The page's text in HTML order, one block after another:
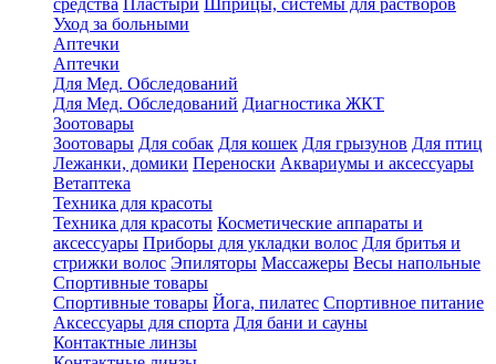
средства Пластыри Шприцы, системы для растворов
Уход за больными
Аптечки
Аптечки
Для Мед. Обследований
Для Мед. Обследований Диагностика ЖКТ
Зоотовары
Зоотовары Для собак Для кошек Для грызунов Для птиц
Лежанки, домики Переноски Аквариумы и аксессуары
Ветаптека
Техника для красоты
Техника для красоты Косметические аппараты и
аксессуары Приборы для укладки волос Для бритья и
стрижки волос Эпиляторы Массажеры Весы напольные
Спортивные товары
Спортивные товары Йога, пилатес Спортивное питание
Аксессуары для спорта Для бани и сауны
Контактные линзы